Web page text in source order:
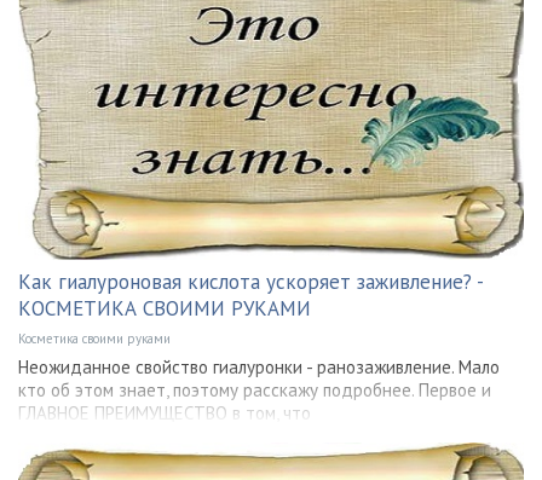
Как гиалуроновая кислота ускоряет заживление? -
КОСМЕТИКА СВОИМИ РУКАМИ
Косметика своими руками
Неожиданное свойство гиалуронки - ранозаживление. Мало
кто об этом знает, поэтому расскажу подробнее. Первое и
ГЛАВНОЕ ПРЕИМУЩЕСТВО в том, что